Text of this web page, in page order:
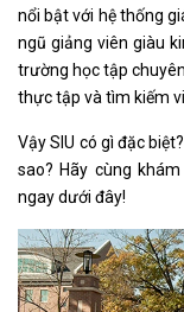
nổi bật với hệ thống
ngũ giảng viên giàu
trường học tập
thực tập và tìm kiếm
Vậy SIU có gì đặc
sao? Hãy cùng
ngay dưới đây!